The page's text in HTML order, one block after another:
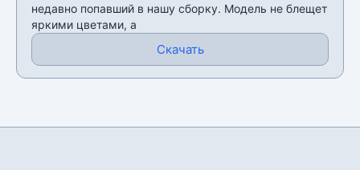
недавно попавший в нашу сборку. Модель не блещет
яркими цветами, а
Скачать